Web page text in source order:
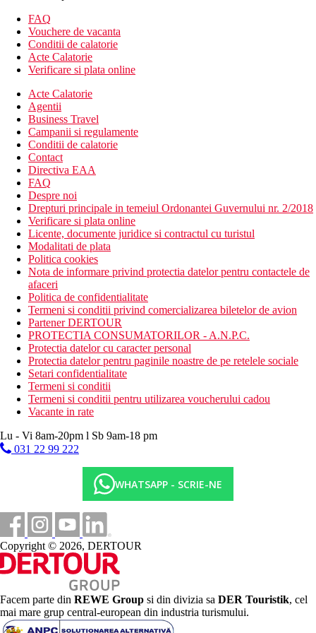
TV cu programe internationale
WiFi
seif contra cost
doua paturi single sau un pat dublu
Descrierea hotelului
Hotelul dispune de:
piscina
jacuzzi
sezlonguri
muzica live
WiFi
camera de bagaje
servicii de curatatorie
inchirieri biciclete si automobile
gradina
sala de jocuri
sala de conferinta
organizari evenimente
parcare contra cost
receptie 24/7
loc de joaca pentru copii
Descrierea plajei
nisipoase si pietris
la aproximativ 50 m de hotel
zona larga de nisip aprox. 1200 m de la hotel
sezlonguri si umbrele contra cost
Activitati sportive gratuite
tenis de masa
loc de joaca pentru copii
Activitati sportive contra cost
inchirieri biciclete
biliard
teren de golf in zona
Restaurant
Restaurantul principal de tip bufet serveste preparate culinare cu
specific international si local
Doua baruri cu diferite tematici
Categoria oficiala
FAQ
Vouchere de vacanta
Conditii de calatorie
Acte Calatorie
Verificare si plata online
Acte Calatorie
Agentii
Business Travel
Campanii si regulamente
Conditii de calatorie
Contact
Directiva EAA
FAQ
Despre noi
Drepturi principale in temeiul Ordonantei Guvernului nr. 2/2018
Verificare si plata online
Licente, documente juridice si contractul cu turistul
Modalitati de plata
Politica cookies
Nota de informare privind protectia datelor pentru contactele de
afaceri
Politica de confidentialitate
Termeni si conditii privind comercializarea biletelor de avion
Partener DERTOUR
PROTECTIA CONSUMATORILOR - A.N.P.C.
Protectia datelor cu caracter personal
Protectia datelor pentru paginile noastre de pe retelele sociale
Setari confidentialitate
Termeni si conditii
Termeni si conditii pentru utilizarea voucherului cadou
Vacante in rate
Lu - Vi 8am-20pm l Sb 9am-18 pm
031 22 99 222
WHATSAPP - SCRIE-NE
Copyright © 2026, DERTOUR
Facem parte din REWE Group si din divizia sa DER Touristik, cel
mai mare grup central-european din industria turismului.